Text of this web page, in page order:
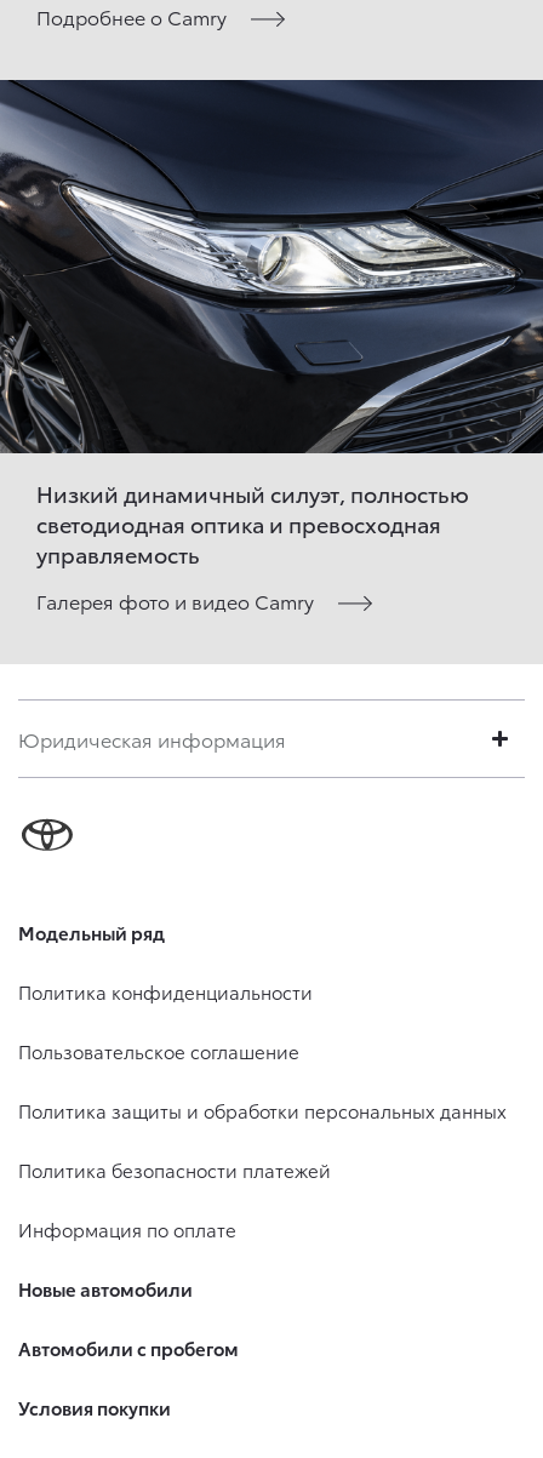
Подробнее о Camry
Низкий динамичный силуэт, полностью
светодиодная оптика и превосходная
управляемость
Галерея фото и видео Camry
Юридическая информация
Модельный ряд
Политика конфиденциальности
Пользовательское соглашение
Политика защиты и обработки персональных данных
Политика безопасности платежей
Информация по оплате
Новые автомобили
Автомобили с пробегом
Условия покупки